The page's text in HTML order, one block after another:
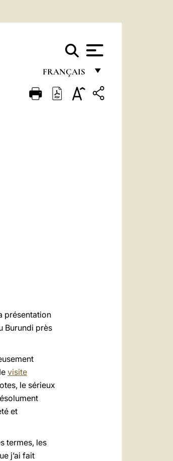
FRANÇAIS
FRANÇAIS
présentation
Burundi près
visite
le sérieux
et
termes, les
j’ai fait